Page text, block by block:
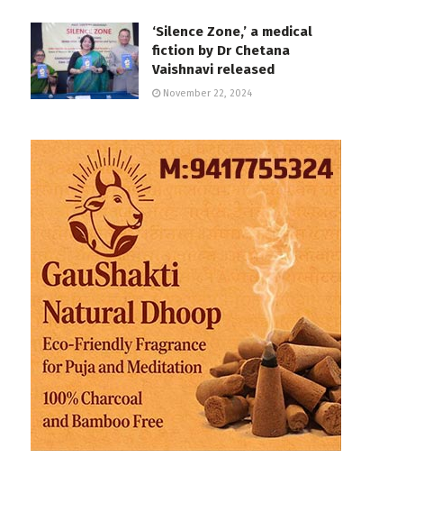
‘Silence Zone,’ a medical
fiction by Dr Chetana
Vaishnavi released
November 22, 2024